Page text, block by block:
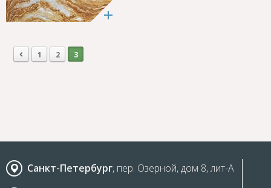
1 2 3
Санкт-Петербург, пер. Озерной, дом 8, лит-А